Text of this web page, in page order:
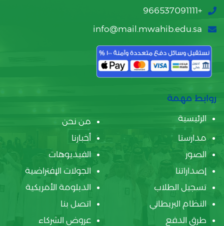
+966537091111
info@mail.mwahib.edu.sa
روابط مهمة
الرئيسية
من نحن
مدارسنا
أخبارنا
الصور
الفيديوهات
إصداراتنا
الجولات الإفتراضية
تسجيل الطلاب
الدبلومة الأمريكية
النظام البريطاني
اتصل بنا
طرق الدفع
عروض الشركاء